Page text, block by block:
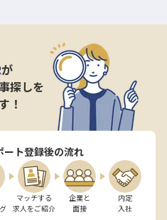
が
探しを
！
ート登録後の流れ
マッチする
求人をご紹介
企業と
面接
内定
入社